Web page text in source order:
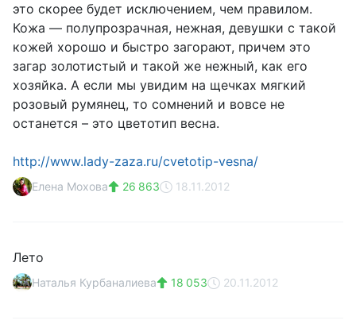
это скорее будет исключением, чем правилом.
Кожа — полупрозрачная, нежная, девушки с такой
кожей хорошо и быстро загорают, причем это
загар золотистый и такой же нежный, как его
хозяйка. А если мы увидим на щечках мягкий
розовый румянец, то сомнений и вовсе не
останется – это цветотип весна.
http://www.lady-zaza.ru/cvetotip-vesna/
Елена Мохова 26 863 18.11.2012
Лето
Наталья Курбаналиева 18 053 20.11.2012